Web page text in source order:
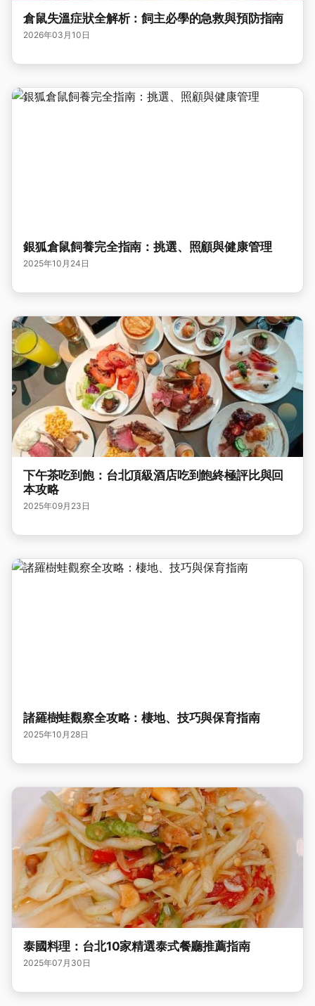
倉鼠失溫症狀全解析：飼主必學的急救與預防指南
2026年03月10日
銀狐倉鼠飼養完全指南：挑選、照顧與健康管理
2025年10月24日
下午茶吃到飽：台北頂級酒店吃到飽終極評比與回
本攻略
2025年09月23日
諸羅樹蛙觀察全攻略：棲地、技巧與保育指南
2025年10月28日
泰國料理：台北10家精選泰式餐廳推薦指南
2025年07月30日